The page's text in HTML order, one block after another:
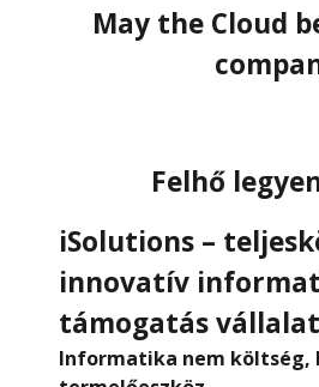
May the Cloud
Felhő
iSolutions –
innovatív
támogatás
Informatika nem költség,